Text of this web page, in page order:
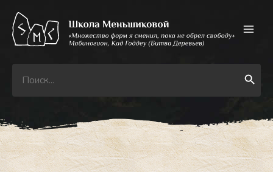
содержимому
Search
for:
Search Button